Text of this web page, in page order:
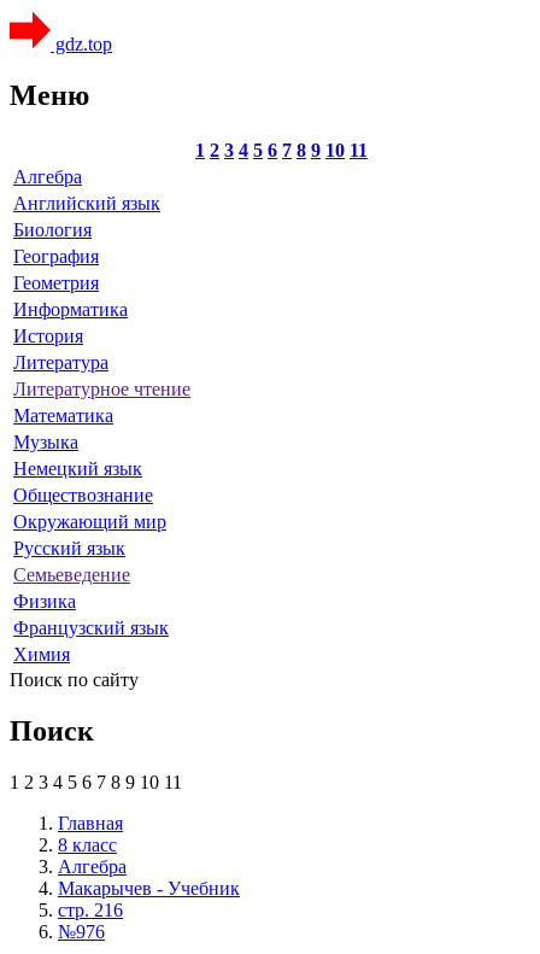
gdz.top
Меню
1 2 3 4 5 6 7 8 9 10 11
Алгебра
Английский язык
Биология
География
Геометрия
Информатика
История
Литература
Литературное чтение
Математика
Музыка
Немецкий язык
Обществознание
Окружающий мир
Русский язык
Семьеведение
Физика
Французский язык
Химия
Поиск по сайту
Поиск
1 2 3 4 5 6 7 8 9 10 11
Главная
8 класс
Алгебра
Макарычев - Учебник
стр. 216
№976